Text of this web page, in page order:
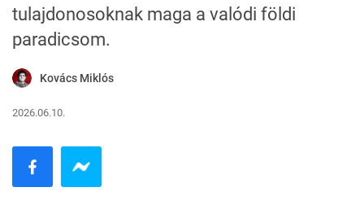
tulajdonosoknak maga a valódi földi
paradicsom.
Kovács Miklós
2026.06.10.